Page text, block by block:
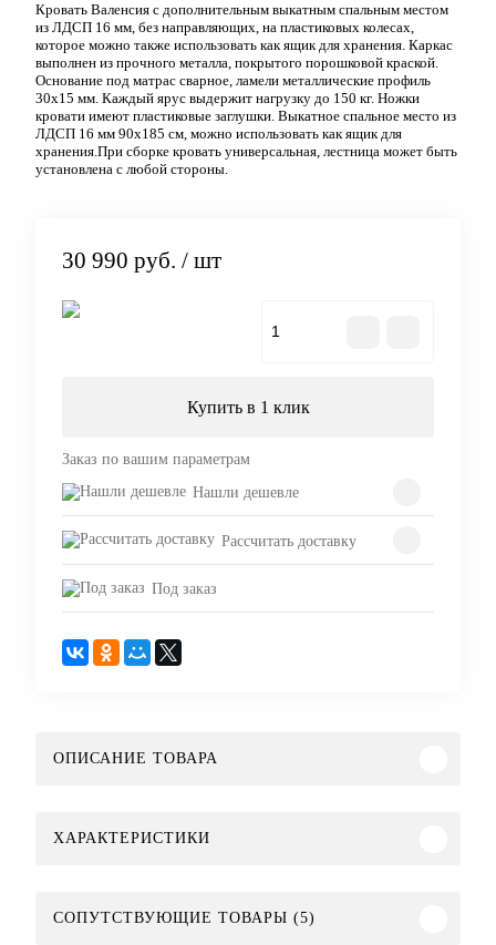
Кровать Валенсия с дополнительным выкатным спальным местом
из ЛДСП 16 мм, без направляющих, на пластиковых колесах,
которое можно также использовать как ящик для хранения. Каркас
выполнен из прочного металла, покрытого порошковой краской.
Основание под матрас сварное, ламели металлические профиль
30х15 мм. Каждый ярус выдержит нагрузку до 150 кг. Ножки
кровати имеют пластиковые заглушки. Выкатное спальное место из
ЛДСП 16 мм 90х185 см, можно использовать как ящик для
хранения.При сборке кровать универсальная, лестница может быть
установлена с любой стороны.
30 990 руб. / шт
Купить в 1 клик
Заказ по вашим параметрам
Нашли дешевле
Рассчитать доставку
Под заказ
ОПИСАНИЕ ТОВАРА
ХАРАКТЕРИСТИКИ
СОПУТСТВУЮЩИЕ ТОВАРЫ (5)